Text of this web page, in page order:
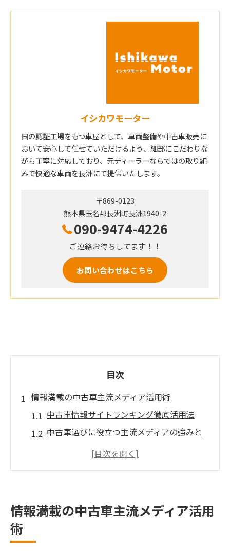
イシカワモーター
国の認証工場をもつ車屋として、車両整備や中古車販売に
おいて安心して任せていただけるよう、細部にこだわりな
がら丁寧に対応しており、元ディーラーならではの取り組
みで快適な車両を長洲にて提供いたします。
〒869-0123
熊本県玉名郡長洲町長洲1940-2
090-9474-4226
ご連絡お待ちしてます！！
お問い合わせはこちら
目次
情報満載の中古車主流メディア活用術
中古車情報サイトランキング徹底活用法
中古車選びに役立つ主流メディアの強みと
中古車探しで信頼性を見抜くポイントとは
情報満載の中古車主流メディア活用
術